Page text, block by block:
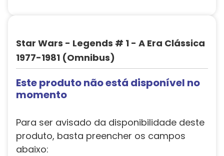
Star Wars - Legends # 1 - A Era Clássica
1977-1981 (Omnibus)
Este produto não está disponível no
momento
Para ser avisado da disponibilidade deste
produto, basta preencher os campos
abaixo: